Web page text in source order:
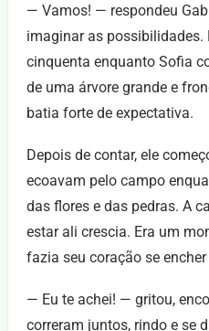
— Vamos! — respondeu
imaginar as possibilidades.
cinquenta enquanto Sofia
de uma árvore grande e
batia forte de expectativa.
Depois de contar, ele
ecoavam pelo campo
das flores e das pedras. A
estar ali crescia. Era um
fazia seu coração se
— Eu te achei! — gritou,
correram juntos, rindo e se